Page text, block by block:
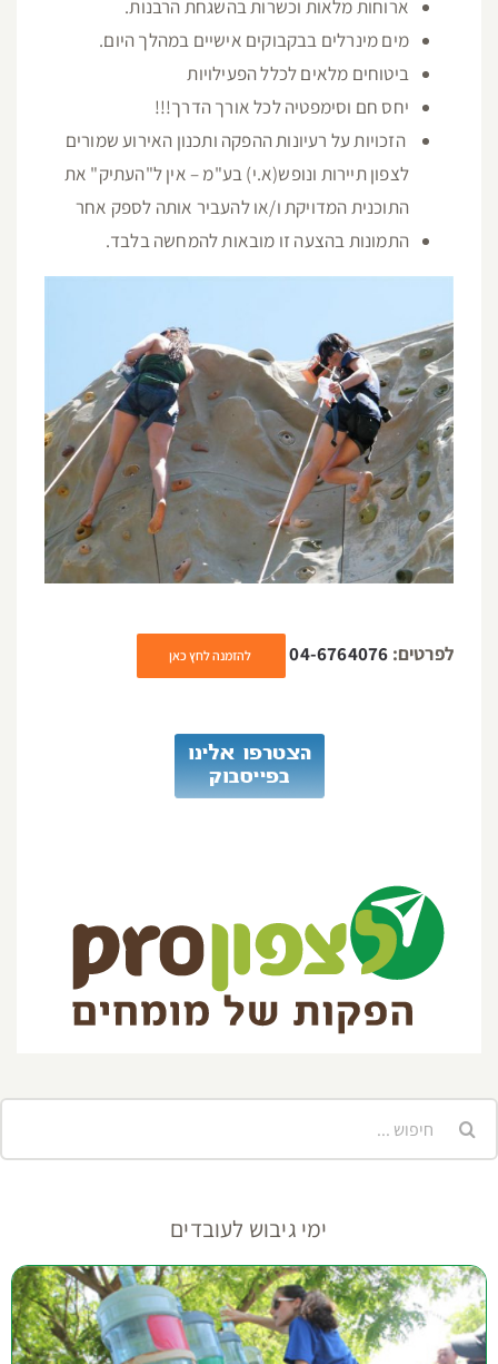
ארוחות מלאות וכשרות בהשגחת הרבנות.
מים מינרלים בבקבוקים אישיים במהלך היום.
ביטוחים מלאים לכלל הפעילויות
יחס חם וסימפטיה לכל אורך הדרך!!!
הזכויות על רעיונות ההפקה ותכנון האירוע שמורים
לצפון תיירות ונופש(א.י) בע"מ – אין ל"העתיק" את
התוכנית המדויקת ו/או להעביר אותה לספק אחר
התמונות בהצעה זו מובאות להמחשה בלבד.
לפרטים: 04-6764076 להזמנה לחץ כאן
ימי גיבוש לעובדים